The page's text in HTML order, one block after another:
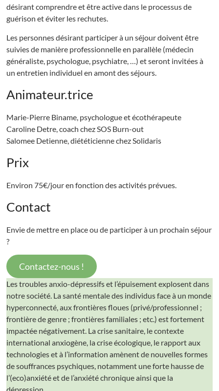
désirant comprendre et être active dans le processus de
guérison et éviter les rechutes.
Les personnes désirant participer à un séjour doivent être
suivies de manière professionnelle en parallèle (médecin
généraliste, psychologue, psychiatre, …) et seront invitées à
un entretien individuel en amont des séjours.
Animateur.trice
Marie-Pierre Biname, psychologue et écothérapeute
Caroline Detre, coach chez SOS Burn-out
Salomee Detienne, diététicienne chez Solidaris
Prix
Environ 75€/jour en fonction des activités prévues.
Contact
Envie de mettre en place ou de participer à un prochain séjour
?
Contactez-nous !
Les troubles anxio-dépressifs et l’épuisement explosent dans
notre société. La santé mentale des individus face à un monde
hyperconnecté, aux frontières floues (privé/professionnel ;
frontière de genre ; frontières familiales ; etc.) est fortement
impactée négativement. La crise sanitaire, le contexte
international anxiogène, la crise écologique, le rapport aux
technologies et à l’information amènent de nouvelles formes
de souffrances psychiques, notamment une forte hausse de
l’(eco)anxiété et de l’anxiété chronique ainsi que la